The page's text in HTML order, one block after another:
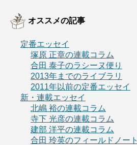
オススメの記事
定番エッセイ
塚原 正章の連載コラム
合田 泰子のラシーヌ便り
2013年までのライブラリ
2011年以前の定番エッセイ
新・連載エッセイ
北嶋 裕の連載コラム
寺下 光彦の連載コラム
建部 洋平の連載コラム
合田 玲英のフィールドノート